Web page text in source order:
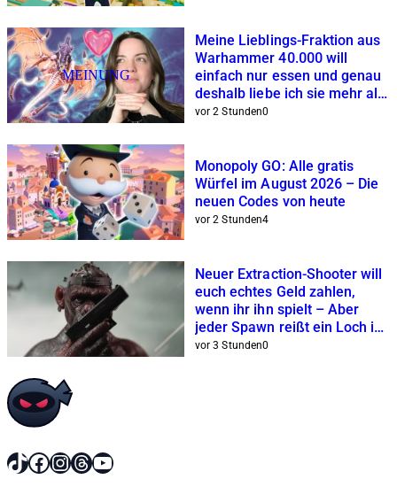
MEINUNG
Meine Lieblings-Fraktion aus
Warhammer 40.000 will
einfach nur essen und genau
deshalb liebe ich sie mehr als
Space Marines und Co.
vor 2 Stunden0
Monopoly GO: Alle gratis
Würfel im August 2026 – Die
neuen Codes von heute
vor 2 Stunden4
Neuer Extraction-Shooter will
euch echtes Geld zahlen,
wenn ihr ihn spielt – Aber
jeder Spawn reißt ein Loch in
eure Geldbörse
vor 3 Stunden0
TikTok
Facebook
Instagram
Threads
YouTube